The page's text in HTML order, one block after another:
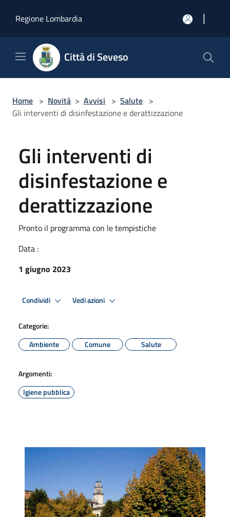
Regione Lombardia
|
Città di Seveso
Home > Novità > Avvisi > Salute >
Gli interventi di disinfestazione e derattizzazione
Gli interventi di
disinfestazione e
derattizzazione
Pronto il programma con le tempistiche
Data :
1 giugno 2023
Condividi Vedi azioni
Categorie:
Ambiente
Comune Salute
Argomenti:
Igiene pubblica